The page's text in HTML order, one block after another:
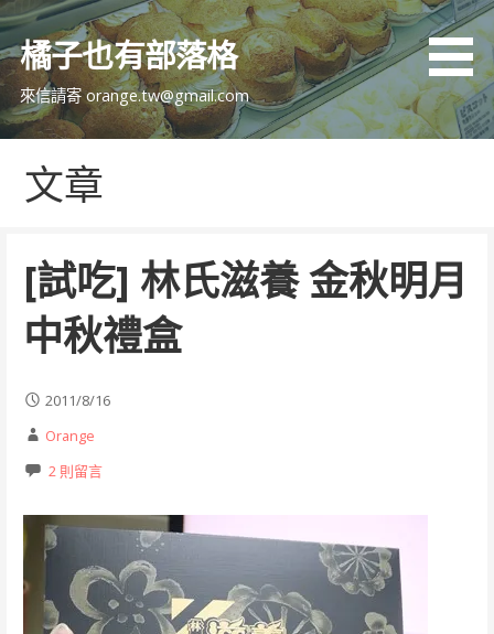
跳
主
內
橘子也有部落格
來信請寄 orange.tw@gmail.com
文章
[試吃] 林氏滋養 金秋明月
中秋禮盒
2011/8/16
Orange
2 則留言